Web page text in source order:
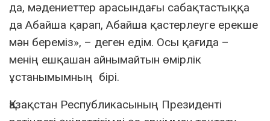
да, мәдениеттер арасындағы сабақтастыққа
да Абайша қарап, Абайша қастерлеуге ерекше
мән береміз», – деген едім. Осы қағида –
менің ешқашан айнымайтын өмірлік
ұстанымымның бірі.
Қазақстан Республикасының Президенті